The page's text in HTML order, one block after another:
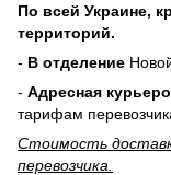
По всей Украине,
территорий.
- В отделение
- Адресная
тарифам
Стоимость
перевозчика.